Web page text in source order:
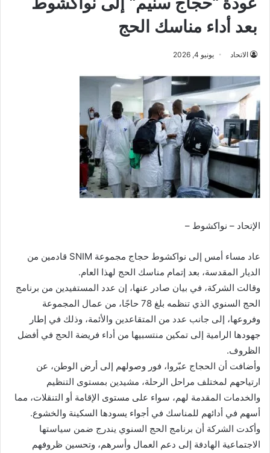
بعد أداء مناسك الحج
الاتحاد يونيو 4, 2026
الإتحاد – نواكشوط –
عاد مساء أمس إلى نواكشوط حجاج مجموعة SNIM قادمين من
الديار المقدسة، بعد إتمام مناسك الحج لهذا العام.
وقالت الشركة، في بيان صادر عنها، إن عدد المستفيدين من برنامج
الحج السنوي الذي تنظمه بلغ 78 حاجًا، من عمال المجموعة
وفروعها، إلى جانب عدد من المتقاعدين والأئمة، وذلك في إطار
جهودها الرامية إلى تمكين منتسبيها من أداء فريضة الحج في أفضل
الظروف.
وأضافت أن الحجاج عبّروا، فور وصولهم إلى أرض الوطن، عن
ارتياحهم لمختلف مراحل الرحلة، مشيدين بمستوى التنظيم
والخدمات المقدمة لهم، سواء على مستوى الإقامة أو التنقلات، مما
أسهم في أدائهم للمناسك في أجواء يسودها السكينة والخشوع.
وأكدت الشركة أن برنامج الحج السنوي يندرج ضمن سياستها
الاجتماعية الهادفة إلى دعم العمال وأسرهم، وتحسين ظروفهم